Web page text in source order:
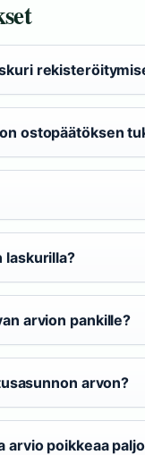
ostopäätöksen
laskurilla?
arvion pankille?
arvon?
arvio poikkeaa